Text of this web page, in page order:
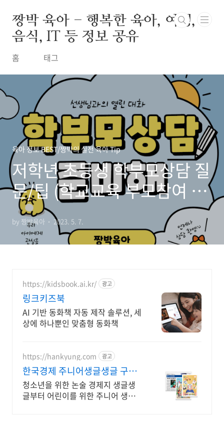
짱박 육아 - 행복한 육아, 여행,
음식, IT 등 정보 공유
홈 태그
육아 정보 BEST/짱박의 실전 육아 Tip
저학년 초등생 학부모상담 질
문/팁 (학교교육 부모참여 십
계명)
by 짱박육아 2023. 5. 7.
https://kidsbook.ai.kr/ 광고
링크키즈북
AI 기반 동화책 자동 제작 솔루션, 세
상에 하나뿐인 맞춤형 동화책
https://hankyung.com 광고
한국경제 주니어생글생글 구독
온 가족이 한경독자
청소년을 위한 논술 경제지 생글생
글부터 어린이를 위한 주니어 생글